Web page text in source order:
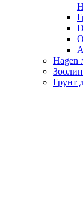
Hagen
Грунт